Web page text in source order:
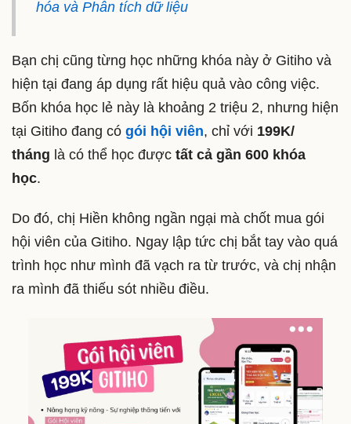
hóa và Phân tích dữ liệu
Bạn chị cũng từng học những khóa này ở Gitiho và
hiện tại đang áp dụng rất hiệu quả vào công việc.
Bốn khóa học lẻ này là khoảng 2 triệu 2, nhưng hiện
tại Gitiho đang có gói hội viên, chỉ với 199K/
tháng là có thể học được tất cả gần 600 khóa
học.
Do đó, chị Hiền không ngần ngại mà chốt mua gói
hội viên của Gitiho. Ngay lập tức chị bắt tay vào quá
trình học như mình đã vạch ra từ trước, và chị nhận
ra mình đã thiếu sót nhiều điều.